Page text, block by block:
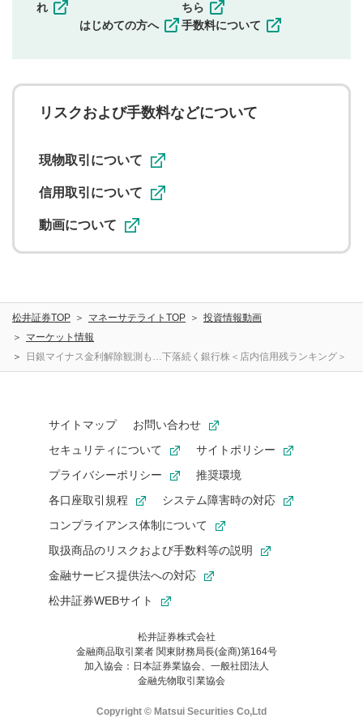
一度投稿した評価およびコメントの変更・削除はできま
に関する著作者人格権を行使しないことに同意します。利
用者が投稿したコメントは、当社サービスの広告・宣伝、
ることがあります。
れ
はじめての方へ
ちら
手数料について
リスクおよび手数料などについて
現物取引について
信用取引について
動画について
松井証券TOP マネーサテライトTOP
投資情報動画
マーケット情報
日銀マイナス金利解除観測も…下落続く銀行株＜店内信用残ランキング＞
サイトマップ
お問い合わせ
セキュリティについて
サイトポリシー
プライバシーポリシー
推奨環境
各口座取引規程
システム障害時の対応
コンプライアンス体制について
取扱商品のリスクおよび手数料等の説明
金融サービス提供法への対応
松井証券WEBサイト
松井証券株式会社
金融商品取引業者 関東財務局長(金商)第164号
加入協会：日本証券業協会、一般社団法人
金融先物取引業協会
Copyright © Matsui Securities Co,Ltd
お気に入り機能は松井証券の会員限定の機能です。
お気に入り登録いただくと、後からいつでもお気に入りのコンテ
ンツを一覧でご確認いただけます。
ご利用いただくには口座開設が必要です。